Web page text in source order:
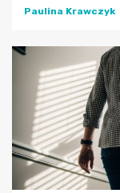
Paulina Krawczyk